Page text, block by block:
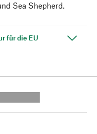
Sea Shepherd.
für die EU